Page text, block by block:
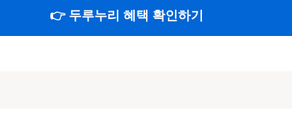
👉 두루누리 혜택 확인하기